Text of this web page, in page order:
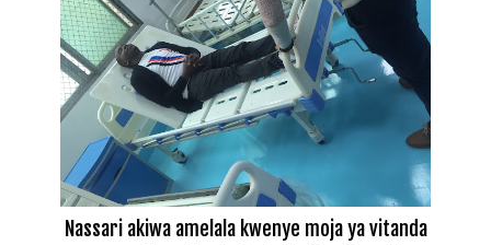
Nassari akiwa amelala kwenye moja ya vitanda